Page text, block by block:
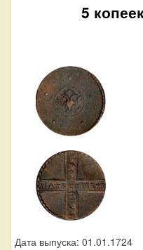
5
Дата выпуска: 01.01.1724